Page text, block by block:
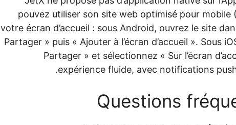
pouvez utiliser son site web optimisé pour mobile
votre écran d’accueil : sous Android, ouvrez le site
Partager » puis « Ajouter à l’écran d’accueil ». Sous
Partager » et sélectionnez « Sur l’écran
expérience fluide, avec notifications
Questions